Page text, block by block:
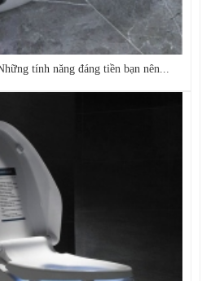
tính năng đáng tiền bạn nên...